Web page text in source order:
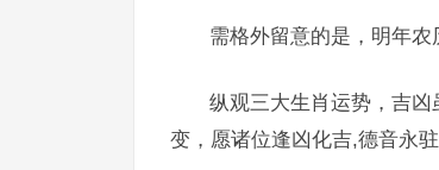
需格外留意的是，明年农
纵观三大生肖运势，吉凶
变，愿诸位逢凶化吉,德音永驻